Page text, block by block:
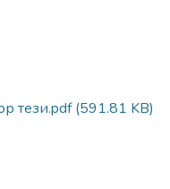
тези.pdf(591.81 KB)